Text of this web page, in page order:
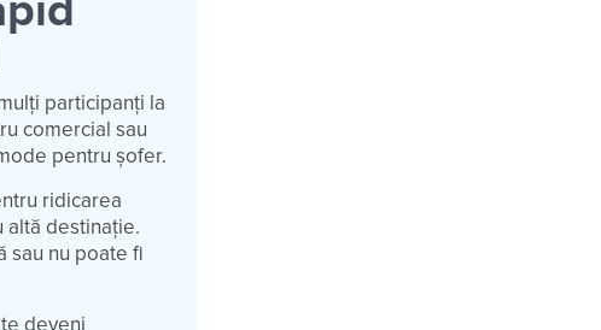
participanți la
comercial sau
pentru șofer.
ridicarea
altă destinație.
sau nu poate fi
deveni